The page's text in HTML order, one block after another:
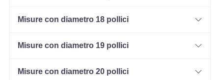
Disponibile
Misure con diametro 18 pollici
Misure con diametro 19 pollici
Misure con diametro 20 pollici